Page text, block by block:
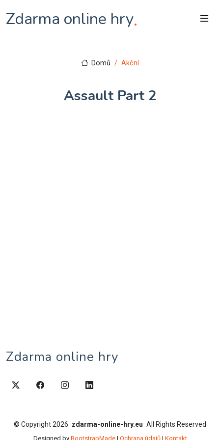
Zdarma online hry.
Domů Akční
Assault Part 2
Zdarma online hry
© Copyright2026 zdarma-online-hry.eu All Rights Reserved
Designed by BootstrapMade| Ochrana údajů| Kontakt